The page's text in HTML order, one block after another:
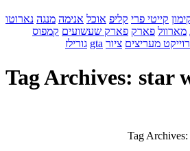
קייטי פרי קליפ אוכל אנימה מנגה נארוטו
מארוול פארק פארק שעשועים קמפוס
מעריצים ציור gta גורילז
Tag Archives: star
Tag